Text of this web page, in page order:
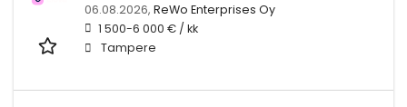
06.08.2026, ReWo Enterprises Oy
1 500-6 000 € / kk
Tampere